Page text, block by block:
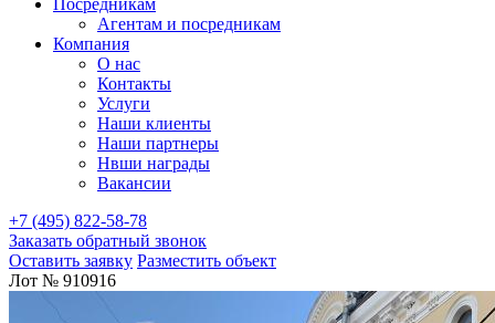
Посредникам
Агентам и посредникам
Компания
О нас
Контакты
Услуги
Наши клиенты
Наши партнеры
Нвши награды
Вакансии
+7 (495) 822-58-78
Заказать обратный звонок
Оставить заявку Разместить объект
Лот № 910916